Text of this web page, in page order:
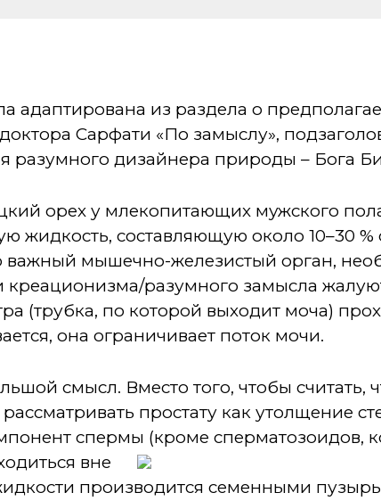
адаптирована из раздела о
Сарфати «По замыслу»,
разумного дизайнера природы – Бога
орех у млекопитающих мужского
жидкость, составляющую около 10–30 %
важный мышечно-железистый орган,
разумного замысла
(трубка, по которой выходит моча)
она ограничивает поток мочи.
смысл. Вместо того, чтобы считать,
простату как утолщение
спермы (кроме сперматозоидов,
вне
производится семенными